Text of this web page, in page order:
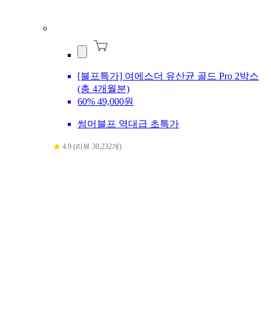
[블프특가] 여에스더 유산균 골드 Pro 2박스
(총 4개월분)
60% 49,000원
썸머블프 역대급 초특가
4.9 (리뷰 30,232개)